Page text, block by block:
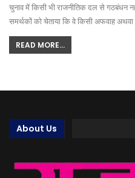
चुनाव में किसी भी राजनीतिक दल से गठबंधन
समर्थकों को चेताया कि वे किसी अफवाह
READ MORE...
About Us